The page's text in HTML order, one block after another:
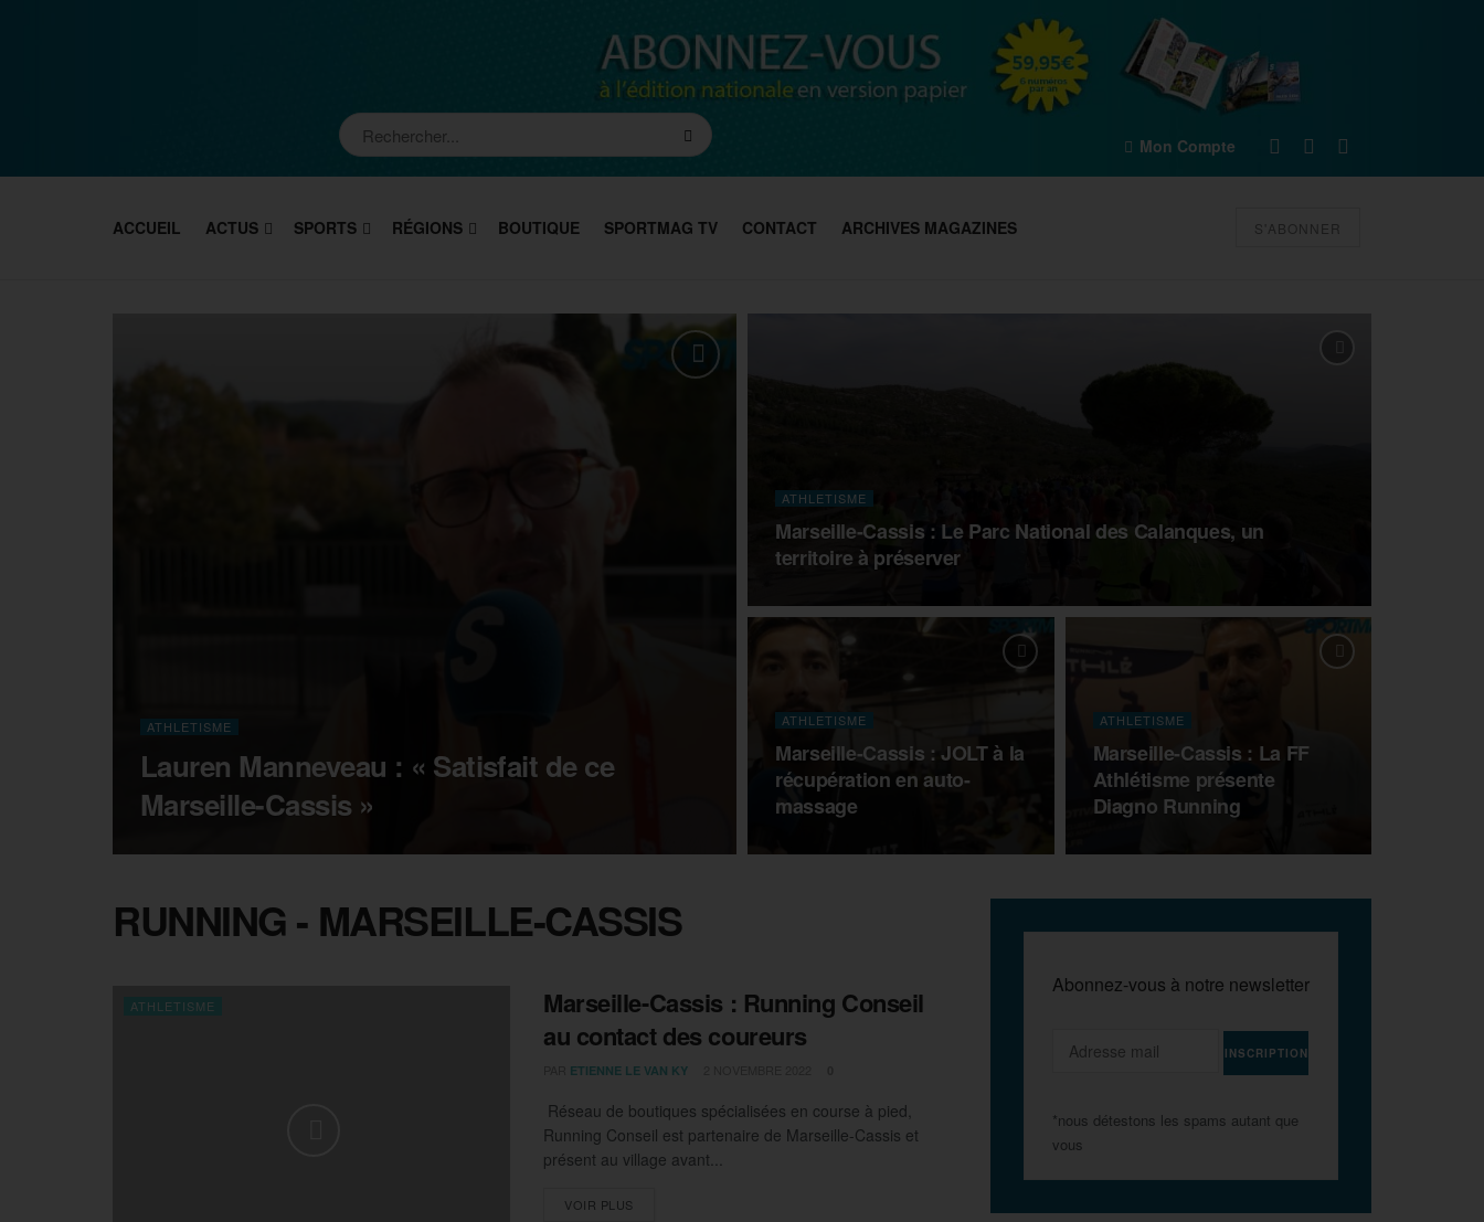
Mon Compte
ACCUEIL ACTUS SPORTS RÉGIONS BOUTIQUE SPORTMAG TV CONTACT ARCHIVES MAGAZINES S'ABONNER
ATHLETISME
Lauren Manneveau : « Satisfait de ce
Marseille-Cassis »
ATHLETISME
Marseille-Cassis : Le Parc National des Calanques, un
territoire à préserver
ATHLETISME
Marseille-Cassis : JOLT à la
récupération en auto-
massage
ATHLETISME
Marseille-Cassis : La FF
Athlétisme présente
Diagno Running
RUNNING - MARSEILLE-CASSIS
ATHLETISME
Marseille-Cassis : Running Conseil
au contact des coureurs
ETIENNE LE VAN KY
Réseau de boutiques spécialisées en course à pied,
Running Conseil est partenaire de Marseille-Cassis et
présent au village avant...
VOIR PLUS
Abonnez-vous à notre newsletter
*nous détestons les spams autant que
vous